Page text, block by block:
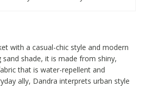
with a casual-chic style and modern
shade, it is made from shiny,
that is water-repellent and
ally, Dandra interprets urban style